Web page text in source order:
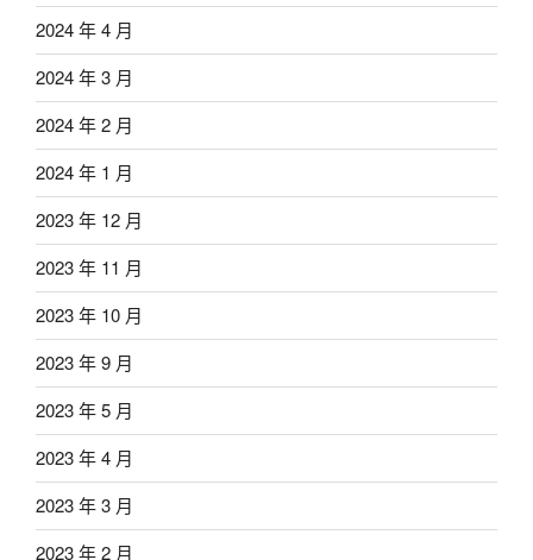
2024 年 4 月
2024 年 3 月
2024 年 2 月
2024 年 1 月
2023 年 12 月
2023 年 11 月
2023 年 10 月
2023 年 9 月
2023 年 5 月
2023 年 4 月
2023 年 3 月
2023 年 2 月